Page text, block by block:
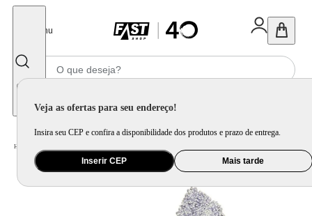
Menu
Veja as ofertas para seu endereço!
Insira seu CEP e confira a disponibilidade dos produtos e prazo de entrega.
Inserir CEP Mais tarde
Home